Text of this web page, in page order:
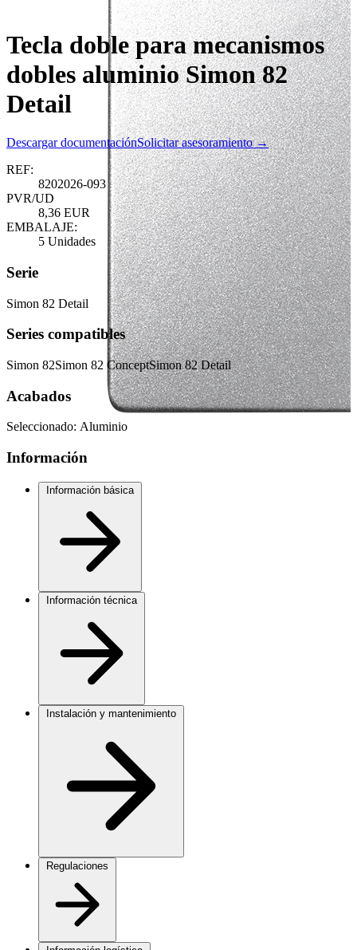
Tecla doble para mecanismos
dobles aluminio Simon 82
Detail
Descargar documentaciónSolicitar asesoramiento →
REF:
8202026-093
PVR/UD
8,36 EUR
EMBALAJE:
5 Unidades
Serie
Simon 82 Detail
Series compatibles
Simon 82Simon 82 ConceptSimon 82 Detail
Acabados
Seleccionado: Aluminio
Información